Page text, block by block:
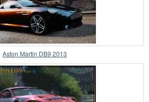
Aston Martin DB9 2013